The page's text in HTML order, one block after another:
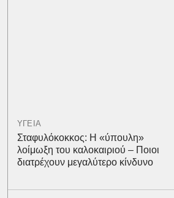
ΥΓΕΙΑ
Σταφυλόκοκκος: Η «ύπουλη»
λοίμωξη του καλοκαιριού – Ποιοι
διατρέχουν μεγαλύτερο κίνδυνο